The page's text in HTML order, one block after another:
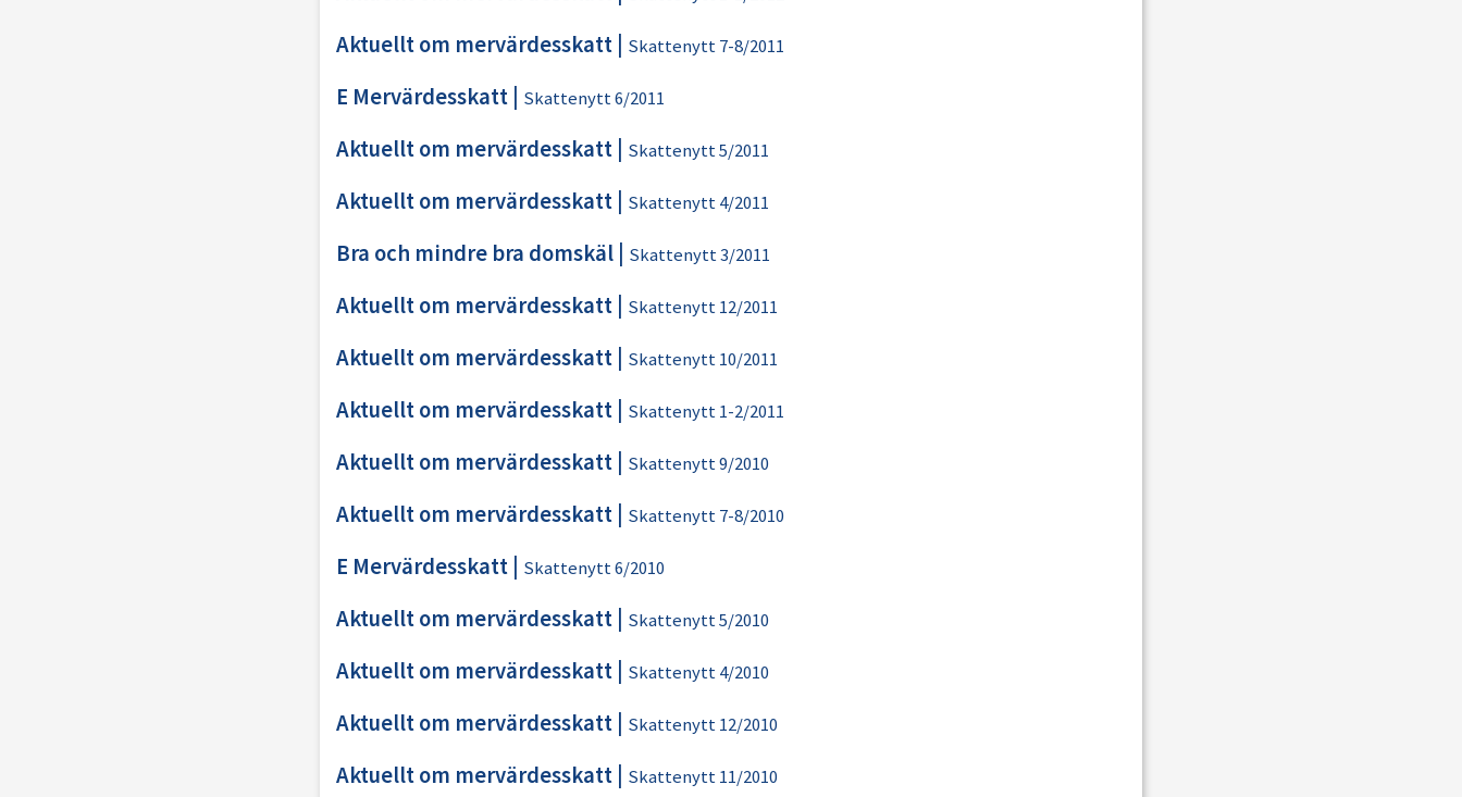
Aktuellt om mervärdesskatt| Skattenytt 7-8/2011
E Mervärdesskatt| Skattenytt 6/2011
Aktuellt om mervärdesskatt| Skattenytt 5/2011
Aktuellt om mervärdesskatt| Skattenytt 4/2011
Bra och mindre bra domskäl| Skattenytt 3/2011
Aktuellt om mervärdesskatt| Skattenytt 12/2011
Aktuellt om mervärdesskatt| Skattenytt 10/2011
Aktuellt om mervärdesskatt| Skattenytt 1-2/2011
Aktuellt om mervärdesskatt| Skattenytt 9/2010
Aktuellt om mervärdesskatt| Skattenytt 7-8/2010
E Mervärdesskatt| Skattenytt 6/2010
Aktuellt om mervärdesskatt| Skattenytt 5/2010
Aktuellt om mervärdesskatt| Skattenytt 4/2010
Aktuellt om mervärdesskatt| Skattenytt 12/2010
Aktuellt om mervärdesskatt| Skattenytt 11/2010